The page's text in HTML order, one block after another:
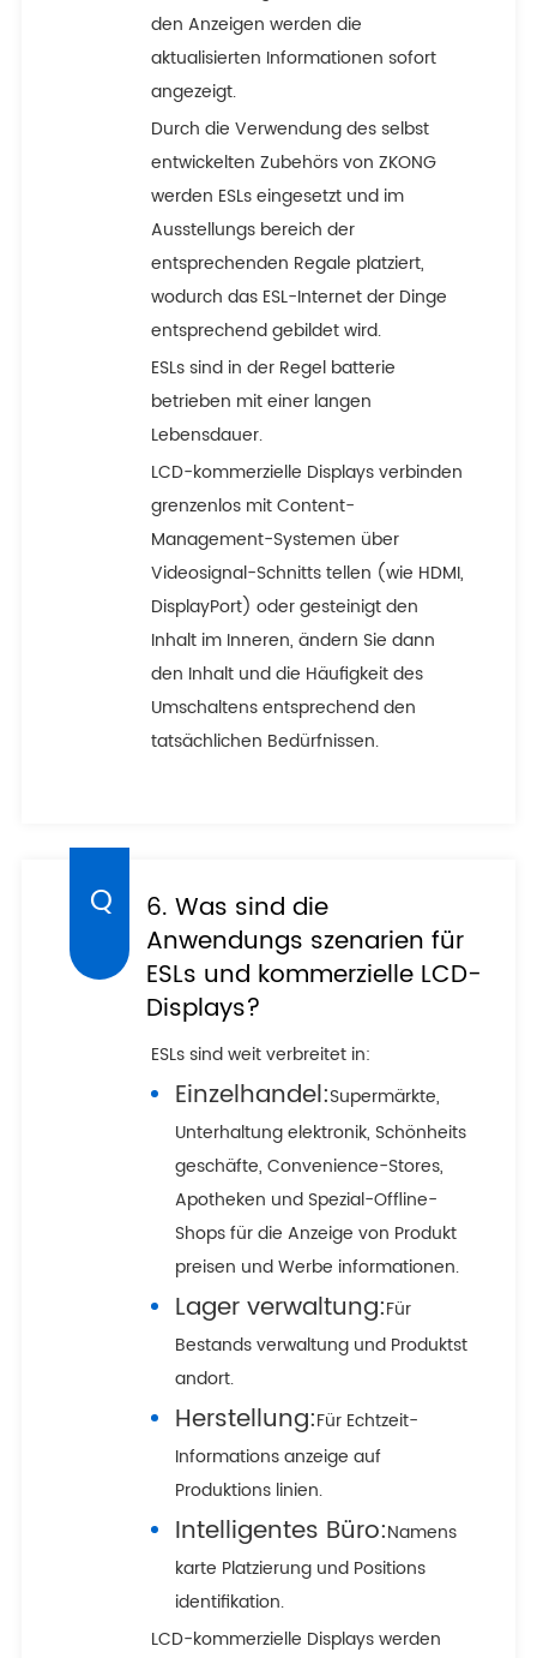
den Anzeigen werden die
aktualisierten Informationen sofort
angezeigt.
Durch die Verwendung des selbst
entwickelten Zubehörs von ZKONG
werden ESLs eingesetzt und im
Ausstellungs bereich der
entsprechenden Regale platziert,
wodurch das ESL-Internet der Dinge
entsprechend gebildet wird.
ESLs sind in der Regel batterie
betrieben mit einer langen
Lebensdauer.
LCD-kommerzielle Displays verbinden
grenzenlos mit Content-
Management-Systemen über
Videosignal-Schnitts tellen (wie HDMI,
DisplayPort) oder gesteinigt den
Inhalt im Inneren, ändern Sie dann
den Inhalt und die Häufigkeit des
Umschaltens entsprechend den
tatsächlichen Bedürfnissen.
6. Was sind die
Anwendungs szenarien für
ESLs und kommerzielle LCD-
Displays?
ESLs sind weit verbreitet in:
Einzelhandel:Supermärkte,
Unterhaltung elektronik, Schönheits
geschäfte, Convenience-Stores,
Apotheken und Spezial-Offline-
Shops für die Anzeige von Produkt
preisen und Werbe informationen.
Lager verwaltung:Für
Bestands verwaltung und Produktst
andort.
Herstellung:Für Echtzeit-
Informations anzeige auf
Produktions linien.
Intelligentes Büro:Namens
karte Platzierung und Positions
identifikation.
LCD-kommerzielle Displays werden